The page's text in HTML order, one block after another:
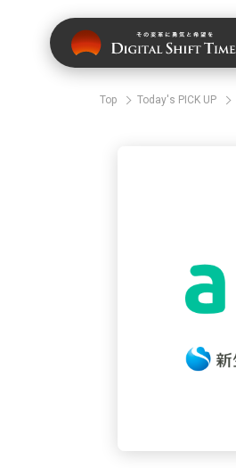
Top Today's PICK UP